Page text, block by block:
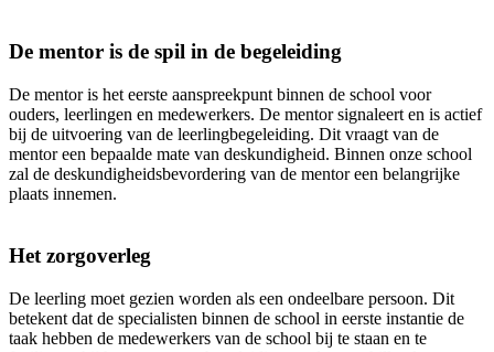
De mentor is de spil in de begeleiding
De mentor is het eerste aanspreekpunt binnen de school voor
ouders, leerlingen en medewerkers. De mentor signaleert en is actief
bij de uitvoering van de leerlingbegeleiding. Dit vraagt van de
mentor een bepaalde mate van deskundigheid. Binnen onze school
zal de deskundigheidsbevordering van de mentor een belangrijke
plaats innemen.
Het zorgoverleg
De leerling moet gezien worden als een ondeelbare persoon. Dit
betekent dat de specialisten binnen de school in eerste instantie de
taak hebben de medewerkers van de school bij te staan en te